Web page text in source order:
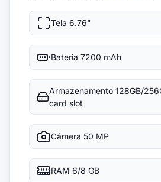
Tela 6.76"
Bateria 7200 mAh
Armazenamento 128GB/
card slot
Câmera 50 MP
RAM 6/8 GB